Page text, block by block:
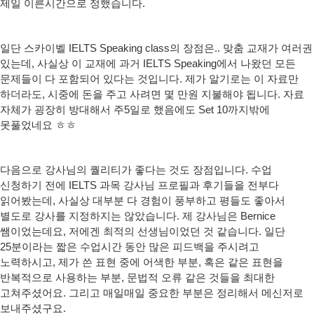
제일 이른시간으로 정했습니다.
일단 스카이벨 IELTS Speaking class의 장점은.. 맞춤 교재가 여러권
있는데, 사실상 이 교재에 과거 IELTS Speaking에서 나왔던 모든
문제들이 다 포함되어 있다는 것입니다. 제가 알기로는 이 자료만
하더라도, 시중에 돈을 주고 사려면 몇 만원 지불해야 됩니다. 자료
자체가 굉장히 방대해서 주5일로 했음에도 Set 10까지밖에
못풀었네요 ㅎㅎ
다음으로 강사님의 퀄리티가 좋다는 것도 장점입니다. 수업
신청하기 전에 IELTS 과목 강사님 프로필과 후기들을 전부다
읽어봤는데, 사실상 대부분 다 경험이 풍부하고 평들도 좋아서
별도로 강사를 지정하지는 않았습니다. 제 강사님은 Bernice
쌤이었는데요, 저에겐 최적의 선생님이었던 것 같습니다. 일단
25분이라는 짧은 수업시간 동안 많은 피드백을 주시려고
노력하시고, 제가 쓴 표현 중에 어색한 부분, 혹은 같은 표현을
반복적으로 사용하는 부분, 문법적 오류 같은 것들을 최대한
고쳐주셨어요. 그리고 매일매일 중요한 부분은 정리해서 메신저로
보내주셨구요.